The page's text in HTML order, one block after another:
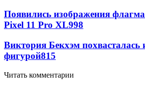
Появились изображения
Pixel 11 Pro XL998
Виктория Бекхэм похвасталась
фигурой815
Читать комментарии